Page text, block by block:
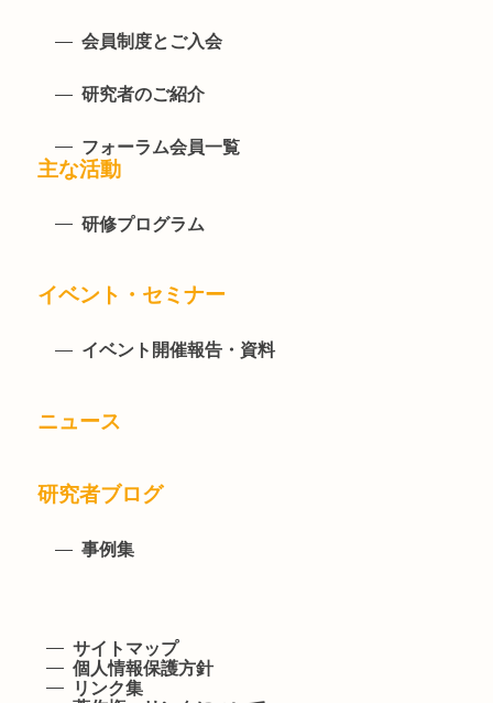
会員制度とご入会
研究者のご紹介
フォーラム会員一覧
主な活動
研修プログラム
イベント・セミナー
イベント開催報告・資料
ニュース
研究者ブログ
事例集
サイトマップ
個人情報保護方針
リンク集